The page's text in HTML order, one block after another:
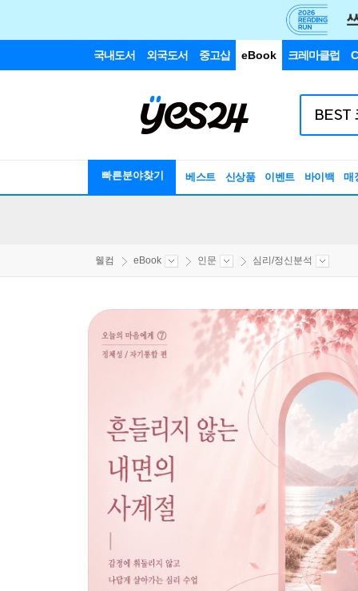
국내도서 외국도서 중고샵 eBook 크레마클럽
빠른분야찾기 베스트 신상품 이벤트 바이백 매
웰컴 eBook 인문 심리/정신분석